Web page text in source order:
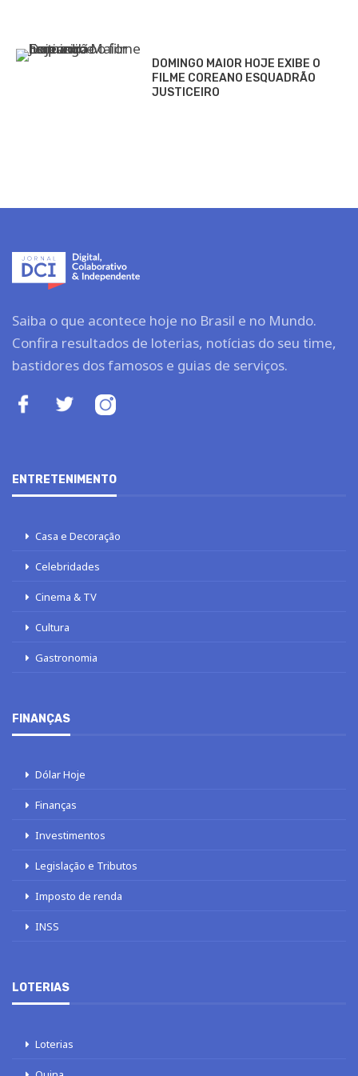
DOMINGO MAIOR HOJE EXIBE O
FILME COREANO ESQUADRÃO
JUSTICEIRO
Saiba o que acontece hoje no Brasil e no Mundo.
Confira resultados de loterias, notícias do seu time,
bastidores dos famosos e guias de serviços.
ENTRETENIMENTO
Casa e Decoração
Celebridades
Cinema & TV
Cultura
Gastronomia
FINANÇAS
Dólar Hoje
Finanças
Investimentos
Legislação e Tributos
Imposto de renda
INSS
LOTERIAS
Loterias